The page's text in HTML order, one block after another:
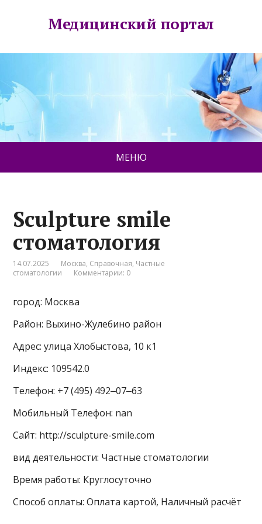
Медицинский портал
МЕНЮ
Sculpture smile
стоматология
14.07.2025 Москва, Справочная, Частные
стоматологии
Комментарии: 0
город: Москва
Район: Выхино-Жулебино район
Адрес: улица Хлобыстова, 10 к1
Индекс: 109542.0
Телефон: +7 (495) 492‒07‒63
Мобильный Телефон: nan
Сайт: http://sculpture-smile.com
вид деятельности: Частные стоматологии
Время работы: Круглосуточно
Способ оплаты: Оплата картой, Наличный расчёт